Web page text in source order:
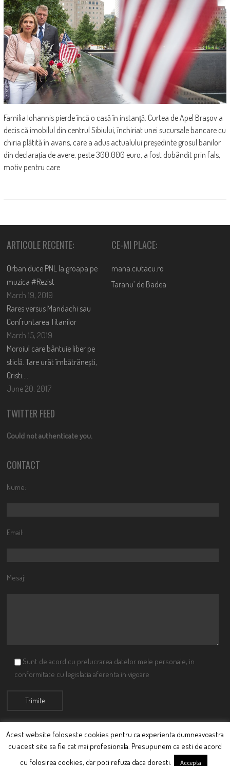
Familia Iohannis pierde încă o casă în instanță. Curtea de Apel Brașov a
decis că imobilul din centrul Sibiului, închiriat unei sucursale bancare cu
chiria plătită în avans, care a adus actualului președinte grosul banilor
din declarația de avere, peste 300.000 euro, a fost dobândit prin fals,
motiv pentru care
ARTICOLE RECENTE:
Orban duce PNL la groapa pe
muzica #Rezist
March 19, 2019
Rares versus Mandachi sau
Confruntarea Titanilor
March 15, 2019
Moroiul care bântuie liber pe
sticlă. Tare urât îmbătrânești,
Cristi….
June 20, 2017
CE-MI PLACE:
mana.ciutacu.ro
Taranu’ de Badea
TWITTER FEED
Could not authenticate you.
CONTACT
Nume:
Email:
Mesaj:
Sunt de acord cu prelucrarea datelor mele personale, in
conformitate cu legislatia aferenta in vigoare
© Ciutacu 2015 Parte a Imperiului Ciutacesc.
Acest website foloseste cookies pentru ca experienta dumneavoastra
cu acest site sa fie cat mai profesionala. Presupunem ca esti de acord
cu folosirea cookies, dar poti refuza daca doresti.
Accepta